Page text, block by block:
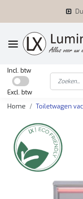
Incl. btw
Excl. btw
Home
Toiletwagen